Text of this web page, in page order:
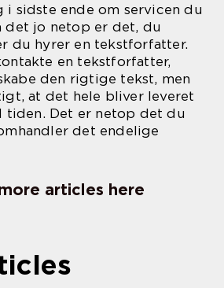
i sidste ende om servicen du
det jo netop er det, du
du hyrer en tekstforfatter.
en tekstforfatter,
den rigtige tekst, men
at det hele bliver leveret
Det er netop det du
det endelige
articles here